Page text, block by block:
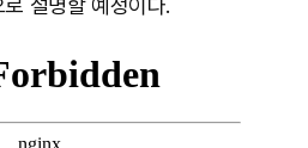
설명할 예정이다.